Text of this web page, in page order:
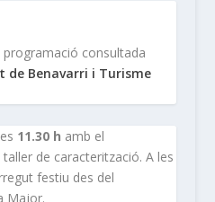
consultada
de Benavarri i Turisme
11.30 h amb el
de caracterització. A les
festiu des del
Major.